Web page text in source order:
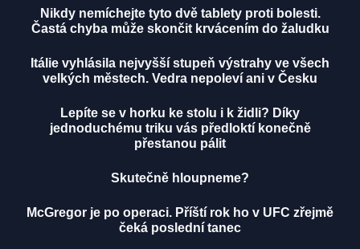
Nikdy nemíchejte tyto dvě tablety proti bolesti.
Častá chyba může skončit krvácením do žaludku
Itálie vyhlásila nejvyšší stupeň výstrahy ve všech
velkých městech. Vedra nepoleví ani v Česku
Lepíte se v horku ke stolu i k židli? Díky
jednoduchému triku vás předloktí konečně
přestanou pálit
Skutečně hloupneme?
McGregor je po operaci. Příští rok ho v UFC zřejmě
čeká poslední tanec